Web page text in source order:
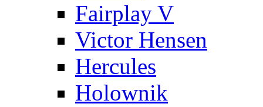
Fairplay V
Victor Hensen
Hercules
Holownik